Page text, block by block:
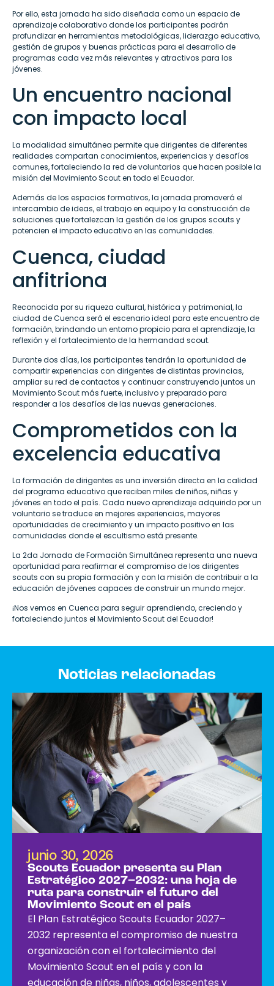
Por ello, esta jornada ha sido diseñada como un espacio de
aprendizaje colaborativo donde los participantes podrán
profundizar en herramientas metodológicas, liderazgo educativo,
gestión de grupos y buenas prácticas para el desarrollo de
programas cada vez más relevantes y atractivos para los
jóvenes.
Un encuentro nacional
con impacto local
La modalidad simultánea permite que dirigentes de diferentes
realidades compartan conocimientos, experiencias y desafíos
comunes, fortaleciendo la red de voluntarios que hacen posible la
misión del Movimiento Scout en todo el Ecuador.
Además de los espacios formativos, la jornada promoverá el
intercambio de ideas, el trabajo en equipo y la construcción de
soluciones que fortalezcan la gestión de los grupos scouts y
potencien el impacto educativo en las comunidades.
Cuenca, ciudad
anfitriona
Reconocida por su riqueza cultural, histórica y patrimonial, la
ciudad de Cuenca será el escenario ideal para este encuentro de
formación, brindando un entorno propicio para el aprendizaje, la
reflexión y el fortalecimiento de la hermandad scout.
Durante dos días, los participantes tendrán la oportunidad de
compartir experiencias con dirigentes de distintas provincias,
ampliar su red de contactos y continuar construyendo juntos un
Movimiento Scout más fuerte, inclusivo y preparado para
responder a los desafíos de las nuevas generaciones.
Comprometidos con la
excelencia educativa
La formación de dirigentes es una inversión directa en la calidad
del programa educativo que reciben miles de niños, niñas y
jóvenes en todo el país. Cada nuevo aprendizaje adquirido por un
voluntario se traduce en mejores experiencias, mayores
oportunidades de crecimiento y un impacto positivo en las
comunidades donde el escultismo está presente.
La 2da Jornada de Formación Simultánea representa una nueva
oportunidad para reafirmar el compromiso de los dirigentes
scouts con su propia formación y con la misión de contribuir a la
educación de jóvenes capaces de construir un mundo mejor.
¡Nos vemos en Cuenca para seguir aprendiendo, creciendo y
fortaleciendo juntos el Movimiento Scout del Ecuador!
Noticias relacionadas
junio 30, 2026
Scouts Ecuador presenta su Plan
Estratégico 2027–2032: una hoja de
ruta para construir el futuro del
Movimiento Scout en el país
El Plan Estratégico Scouts Ecuador 2027–
2032 representa el compromiso de nuestra
organización con el fortalecimiento del
Movimiento Scout en el país y con la
educación de niñas, niños, adolescentes y